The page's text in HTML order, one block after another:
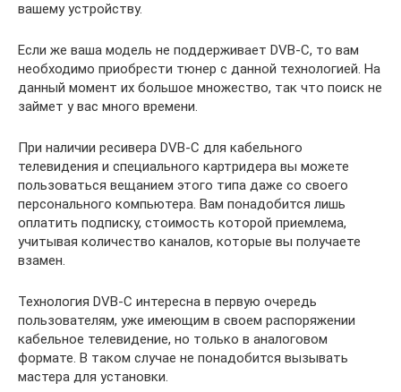
вашему устройству.
Если же ваша модель не поддерживает DVB-C, то вам
необходимо приобрести тюнер с данной технологией. На
данный момент их большое множество, так что поиск не
займет у вас много времени.
При наличии ресивера DVB-C для кабельного
телевидения и специального картридера вы можете
пользоваться вещанием этого типа даже со своего
персонального компьютера. Вам понадобится лишь
оплатить подписку, стоимость которой приемлема,
учитывая количество каналов, которые вы получаете
взамен.
Технология DVB-C интересна в первую очередь
пользователям, уже имеющим в своем распоряжении
кабельное телевидение, но только в аналоговом
формате. В таком случае не понадобится вызывать
мастера для установки.